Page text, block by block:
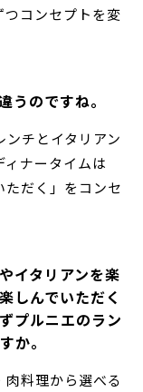
コンセプトを変
うのですね。
ンチとイタリアン
ナータイムは
ただく」をコンセ
イタリアンを楽
しんでいただく
プルニエのラン
か。
肉料理から選べる